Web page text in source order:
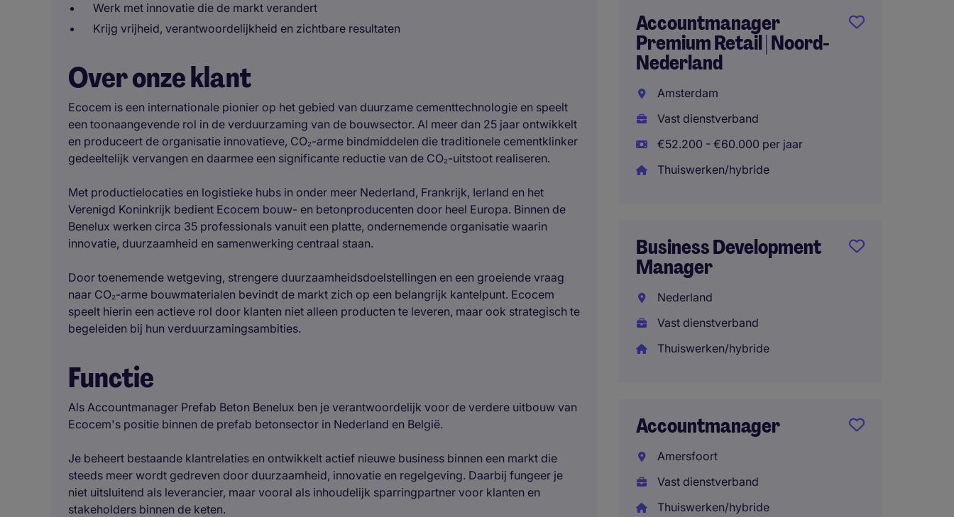
Werk met innovatie die de markt verandert
Krijg vrijheid, verantwoordelijkheid en zichtbare resultaten
Over onze klant
Ecocem is een internationale pionier op het gebied van duurzame cementtechnologie en speelt
een toonaangevende rol in de verduurzaming van de bouwsector. Al meer dan 25 jaar ontwikkelt
en produceert de organisatie innovatieve, CO₂-arme bindmiddelen die traditionele cementklinker
gedeeltelijk vervangen en daarmee een significante reductie van de CO₂-uitstoot realiseren.
Met productielocaties en logistieke hubs in onder meer Nederland, Frankrijk, Ierland en het
Verenigd Koninkrijk bedient Ecocem bouw- en betonproducenten door heel Europa. Binnen de
Benelux werken circa 35 professionals vanuit een platte, ondernemende organisatie waarin
innovatie, duurzaamheid en samenwerking centraal staan.
Door toenemende wetgeving, strengere duurzaamheidsdoelstellingen en een groeiende vraag
naar CO₂-arme bouwmaterialen bevindt de markt zich op een belangrijk kantelpunt. Ecocem
speelt hierin een actieve rol door klanten niet alleen producten te leveren, maar ook strategisch te
begeleiden bij hun verduurzamingsambities.
Functie
Als Accountmanager Prefab Beton Benelux ben je verantwoordelijk voor de verdere uitbouw van
Ecocem's positie binnen de prefab betonsector in Nederland en België.
Je beheert bestaande klantrelaties en ontwikkelt actief nieuwe business binnen een markt die
steeds meer wordt gedreven door duurzaamheid, innovatie en regelgeving. Daarbij fungeer je
niet uitsluitend als leverancier, maar vooral als inhoudelijk sparringpartner voor klanten en
stakeholders binnen de keten.
Accountmanager
Premium Retail | Noord-
Nederland
Amsterdam
Vast dienstverband
€52.200 - €60.000 per jaar
Thuiswerken/hybride
Business Development
Manager
Nederland
Vast dienstverband
Thuiswerken/hybride
Accountmanager
Amersfoort
Vast dienstverband
Thuiswerken/hybride